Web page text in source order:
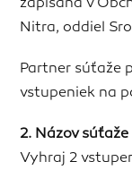
zapísaná v
Nitra, oddiel
Partner súťaže
vstupeniek na
2. Názov súťaže
Vyhraj 2